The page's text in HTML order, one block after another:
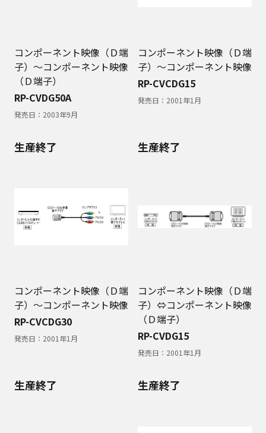
コンポーネント映像（Ｄ端
子）～コンポーネント映像
（Ｄ端子）
RP-CVDG50A
発売日： 2003年9月
コンポーネント映像（Ｄ端
子）～コンポーネント映像
RP-CVCDG15
発売日： 2001年1月
生産終了
コンポーネント映像（Ｄ端
子）～コンポーネント映像
RP-CVCDG30
発売日： 2001年1月
生産終了
コンポーネント映像（Ｄ端
子）⇔コンポーネント映像
（Ｄ端子）
RP-CVDG15
発売日： 2001年1月
生産終了 生産終了